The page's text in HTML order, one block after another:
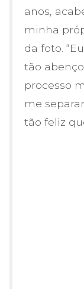
anos,
minha
da foto.
tão
processo
me
tão feliz